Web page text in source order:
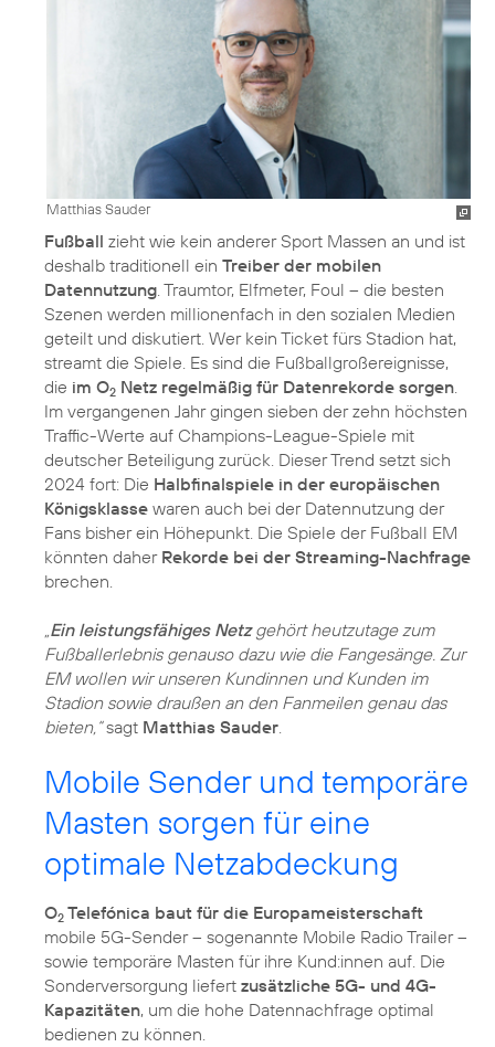
Matthias Sauder
Fußball zieht wie kein anderer Sport Massen an und ist
deshalb traditionell ein Treiber der mobilen
Datennutzung. Traumtor, Elfmeter, Foul – die besten
Szenen werden millionenfach in den sozialen Medien
geteilt und diskutiert. Wer kein Ticket fürs Stadion hat,
streamt die Spiele. Es sind die Fußballgroßereignisse,
die im O2 Netz regelmäßig für Datenrekorde sorgen.
Im vergangenen Jahr gingen sieben der zehn höchsten
Traffic-Werte auf Champions-League-Spiele mit
deutscher Beteiligung zurück. Dieser Trend setzt sich
2024 fort: Die Halbfinalspiele in der europäischen
Königsklasse waren auch bei der Datennutzung der
Fans bisher ein Höhepunkt. Die Spiele der Fußball EM
könnten daher Rekorde bei der Streaming-Nachfrage
brechen.
„Ein leistungsfähiges Netzgehört heutzutage zum
Fußballerlebnis genauso dazu wie die Fangesänge. Zur
EM wollen wir unseren Kundinnen und Kunden im
Stadion sowie draußen an den Fanmeilen genau das
bieten,“sagt Matthias Sauder.
Mobile Sender und temporäre
Masten sorgen für eine
optimale Netzabdeckung
O2 Telefónica baut für die Europameisterschaft
mobile 5G-Sender – sogenannte Mobile Radio Trailer –
sowie temporäre Masten für ihre Kund:innen auf. Die
Sonderversorgung liefert zusätzliche 5G- und 4G-
Kapazitäten, um die hohe Datennachfrage optimal
bedienen zu können.